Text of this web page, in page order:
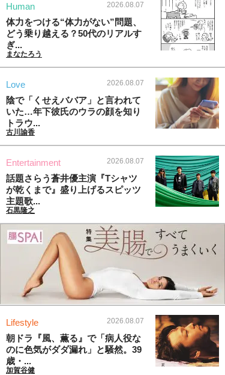
Human 2026.08.07
体力をつける“体力がない”問題、
どう乗り越える？50代のリアルす
ぎ...
まなたろう
Love 2026.08.07
陰で「くせえババア」と言われて
いた…年下彼氏のウラの顔を知り
トラウ...
古川諭香
Entertainment 2026.08.07
話題さらう蒼井優主演『Tシャツ
が乾くまで』盛り上げるスピッツ
主題歌...
石黒隆之
Lifestyle 2026.08.07
朝ドラ『風、薫る』で「病人役な
のに色気がダダ漏れ」と騒然。39
歳・...
加賀谷健